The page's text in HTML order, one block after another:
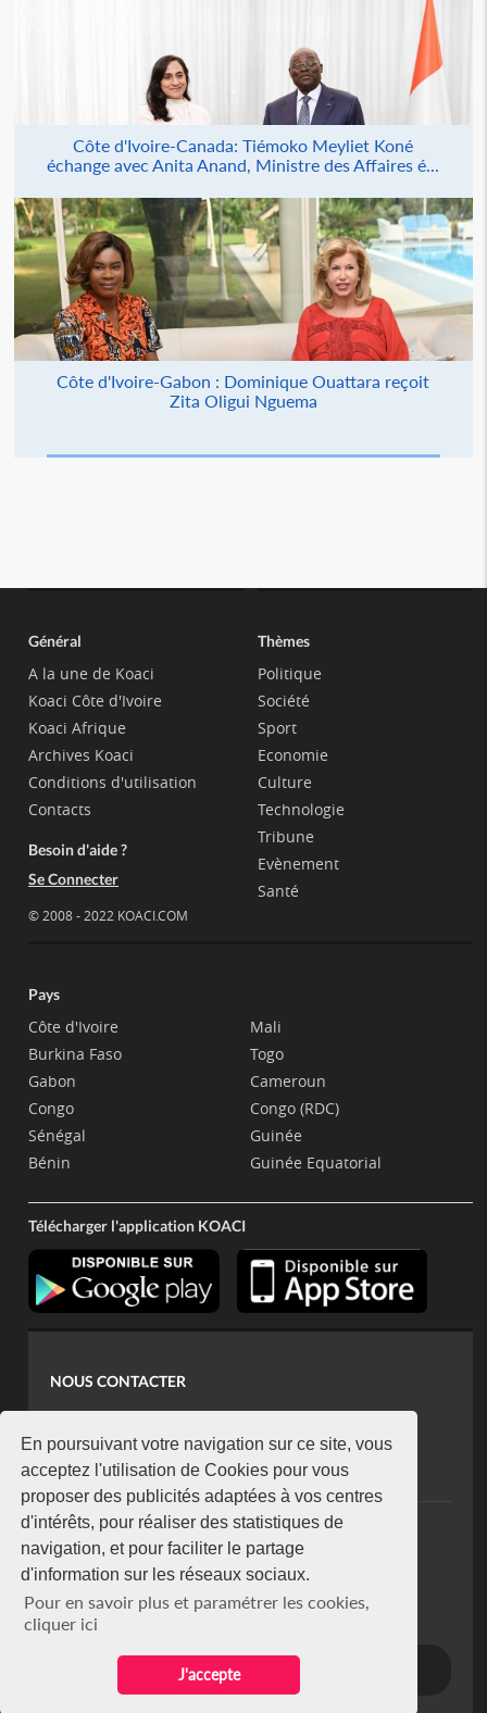
En poursuivant votre navigation sur ce site, vous
acceptez l'utilisation de Cookies pour vous
proposer des publicités adaptées à vos centres
d'intérêts, pour réaliser des statistiques de
navigation, et pour faciliter le partage
d'information sur les réseaux sociaux.
Pour en savoir plus et paramétrer les cookies,
cliquer ici
J'accepte
Côte d'Ivoire-Canada: Tiémoko Meyliet Koné
échange avec Anita Anand, Ministre des Affaires é...
Côte d'Ivoire-Gabon : Dominique Ouattara reçoit
Zita Oligui Nguema
Général
A la une de Koaci
Koaci Côte d'Ivoire
Koaci Afrique
Archives Koaci
Conditions d'utilisation
Contacts
Besoin d'aide ?
Se Connecter
© 2008 - 2022 KOACI.COM
Thèmes
Politique
Société
Sport
Economie
Culture
Technologie
Tribune
Evènement
Santé
Pays
Côte d'Ivoire
Burkina Faso
Gabon
Congo
Sénégal
Bénin
Mali
Togo
Cameroun
Congo (RDC)
Guinée
Guinée Equatorial
Télécharger l'application KOACI
NOUS CONTACTER
koaci@yahoo.fr
+225 07 08 85 52 93
NEWSLETTER
Restez connecté via notre newsletter
S'abonner
Se désabonner